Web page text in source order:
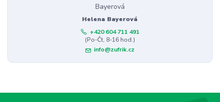
Helena Bayerová
+420 604 711 491
(Po-Čt, 8-16 hod.)
info@zufrik.cz